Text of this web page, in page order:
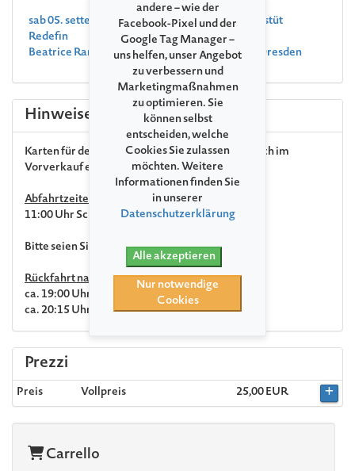
sab 05. settembre 2026, 16:00 , Redefin Landgestüt
Redefin
Beatrice Rana & die Sächsische Staatskapelle Dresden
Hinweise
Karten für den Festspielbus können ausschließlich im
Vorverkauf erworben werden.
Abfahrtzeiten:
11:00 Uhr Schwerin Hauptbahnhof
Bitte seien Sie 10min vor Abfahrt am Bahnhof.
Rückfahrt nach dem Konzert
ca. 19:00 Uhr Abfahrt Redefin
ca. 20:15 Uhr Ankunft Schwerin Hauptbahnhof
Prezzi
Preis Vollpreis 25,00 EUR
Carrello
andere – wie der
Facebook-Pixel und der
Google Tag Manager –
uns helfen, unser Angebot
zu verbessern und
Marketingmaßnahmen
zu optimieren. Sie
können selbst
entscheiden, welche
Cookies Sie zulassen
möchten. Weitere
Informationen finden Sie
in unserer
Datenschutzerklärung
Alle akzeptieren
Nur notwendige
Cookies